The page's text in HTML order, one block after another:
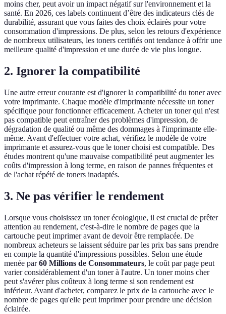
moins cher, peut avoir un impact négatif sur l'environnement et la
santé. En 2026, ces labels continuent d’être des indicateurs clés de
durabilité, assurant que vous faites des choix éclairés pour votre
consommation d'impressions. De plus, selon les retours d'expérience
de nombreux utilisateurs, les toners certifiés ont tendance à offrir une
meilleure qualité d'impression et une durée de vie plus longue.
2. Ignorer la compatibilité
Une autre erreur courante est d'ignorer la compatibilité du toner avec
votre imprimante. Chaque modèle d'imprimante nécessite un toner
spécifique pour fonctionner efficacement. Acheter un toner qui n'est
pas compatible peut entraîner des problèmes d'impression, de
dégradation de qualité ou même des dommages à l'imprimante elle-
même. Avant d'effectuer votre achat, vérifiez le modèle de votre
imprimante et assurez-vous que le toner choisi est compatible. Des
études montrent qu'une mauvaise compatibilité peut augmenter les
coûts d'impression à long terme, en raison de pannes fréquentes et
de l'achat répété de toners inadaptés.
3. Ne pas vérifier le rendement
Lorsque vous choisissez un toner écologique, il est crucial de prêter
attention au rendement, c'est-à-dire le nombre de pages que la
cartouche peut imprimer avant de devoir être remplacée. De
nombreux acheteurs se laissent séduire par les prix bas sans prendre
en compte la quantité d'impressions possibles. Selon une étude
menée par60 Millions de Consommateurs, le coût par page peut
varier considérablement d'un toner à l'autre. Un toner moins cher
peut s'avérer plus coûteux à long terme si son rendement est
inférieur. Avant d'acheter, comparez le prix de la cartouche avec le
nombre de pages qu'elle peut imprimer pour prendre une décision
éclairée.